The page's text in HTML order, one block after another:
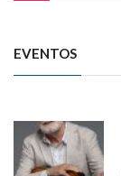
EVENTOS